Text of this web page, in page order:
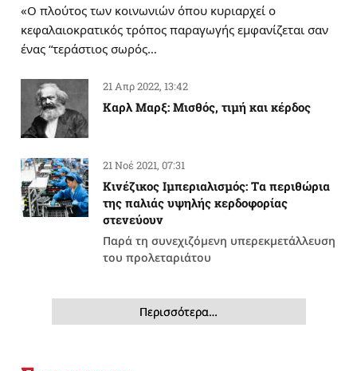
«Ο πλούτος των κοινωνιών όπου κυριαρχεί ο
κεφαλαιοκρατικός τρόπος παραγωγής εμφανίζεται σαν
ένας “τεράστιος σωρός…
21 Απρ 2022, 13:42
Καρλ Μαρξ: Μισθός, τιμή και κέρδος
21 Νοέ 2021, 07:31
Κινέζικος Ιμπεριαλισμός: Tα περιθώρια
της παλιάς υψηλής κερδοφορίας
στενεύουν
Παρά τη συνεχιζόμενη υπερεκμετάλλευση
του προλεταριάτου
Περισσότερα…